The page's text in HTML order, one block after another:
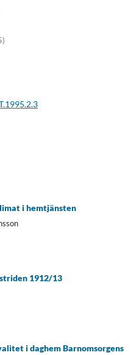
i hemtjänsten
1912/13
i daghem Barnomsorgens